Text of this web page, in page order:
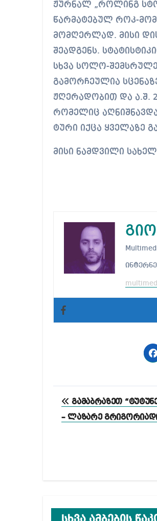
ჟურნალ „როლინგ
წარმატებულ როკ-
მომღერლად. მისი
შეადგენს.
სხვა სოლო-
გამორჩეულია
ჟღერადობით და ა.შ.
რომელიც
ტური იქცა ყველაზე
მისი ნამდვილი
პოსტის
ნავიგაცია
გამაბრაზეთ
– ლაზარე